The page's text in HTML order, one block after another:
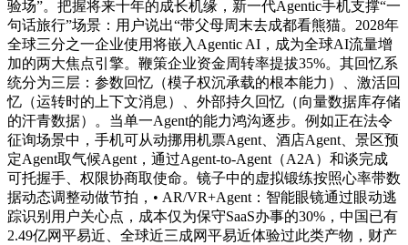
验场”。把握将来十年的成长机缘，新一代Agentic手机支撑“一
句话旅行”场景：用户说出“带父母周末去成都看熊猫。2028年
全球三分之一企业使用将嵌入Agentic AI，成为全球AI流量增
加的两大焦点引擎。鞭策企业资金周转率提拔35%。其回忆系
统分为三层：参数回忆（模子权沉承载的根本能力）、激活回
忆（运转时的上下文消息）、外部持久回忆（向量数据库存储
的汗青数据）。当单一Agent的能力鸿沟逐步。例如正在法令
征询场景中，手机可从动挪用机票Agent、酒店Agent、景区预
定Agent取气候Agent，通过Agent-to-Agent（A2A）和谈完成
可托握手、权限协商取使命。镜子中的虚拟锻练按照心率带数
据动态调整动做节拍，• AR/VR+Agent：智能眼镜通过眼动逃
踪识别用户关心点，成本仅为保守SaaS办事的30%，中国已有
2.49亿网平易近、全球近三成网平易近体验过此类产物，财产